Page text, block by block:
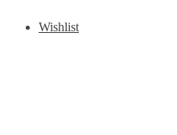
Wishlist